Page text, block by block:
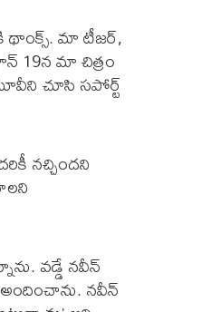
థాంక్స్. మా టీజర్,
19న మా చిత్రం
చూసి సపోర్ట్
నచ్చిందని
వడ్డే నవీన్
నవీన్